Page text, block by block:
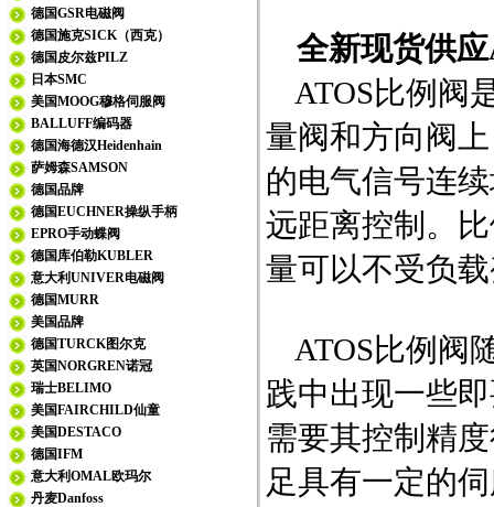
德国GSR电磁阀
德国施克SICK（西克）
德国皮尔兹PILZ
日本SMC
美国MOOG穆格伺服阀
BALLUFF编码器
德国海德汉Heidenhain
萨姆森SAMSON
德国品牌
德国EUCHNER操纵手柄
EPRO手动蝶阀
德国库伯勒KUBLER
意大利UNIVER电磁阀
德国MURR
美国品牌
德国TURCK图尔克
英国NORGREN诺冠
瑞士BELIMO
美国FAIRCHILD仙童
美国DESTACO
德国IFM
意大利OMAL欧玛尔
丹麦Danfoss
全新现货供
ATOS比例阀
量阀和方向阀
的电气信号连
远距离控制。
量可以不受负
ATOS比例阀
践中出现一些
需要其控制精
足具有一定的